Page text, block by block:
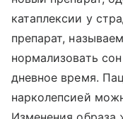
катаплексии у
препарат,
нормализовать
дневное время.
нарколепсией